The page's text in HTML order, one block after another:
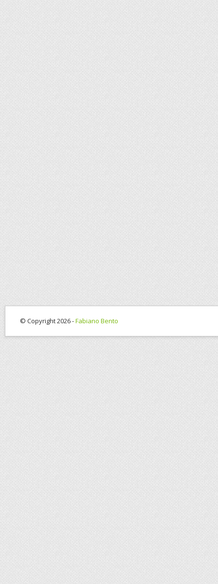
© Copyright 2026 -Fabiano Bento